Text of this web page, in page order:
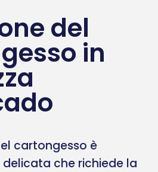
del
in
cartongesso è
delicata che richiede la